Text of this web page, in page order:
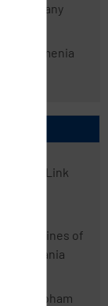
Company
Yemenia
Air Link
Airlines of
Tasmania
Cobham